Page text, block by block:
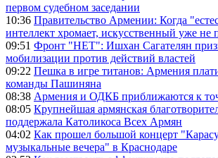
первом судебном заседании
10:36 Правительство Армении: Когда
интеллект хромает, искусственный уже не
09:51 Фронт "НЕТ": Ишхан Сагателян
мобилизации против действий властей
09:22 Пешка в игре титанов: Армения
команды Пашиняна
08:38 Армения и ОДКБ приближаются к
08:05 Крупнейшая армянская
поддержала Католикоса Всех Армян
04:02 Как прошел большой концерт
музыкальные вечера" в Краснодаре